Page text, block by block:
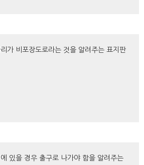
가 비포장도로라는 것을 알려주는 표지판
있을 경우 출구로 나가야 함을 알려주는